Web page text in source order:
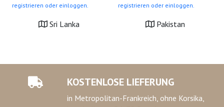
registrieren oder einloggen.
Sri Lanka
registrieren oder einloggen.
Pakistan
KOSTENLOSE LIEFERUNG
in Metropolitan-Frankreich, ohne Korsika,